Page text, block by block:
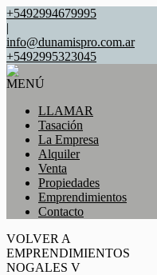
+5492994679995
|
info@dunamispro.com.ar
+5492995323045
MENÚ
LLAMAR
Tasación
La Empresa
Alquiler
Venta
Propiedades
Emprendimientos
Contacto
VOLVER A
EMPRENDIMIENTOS
NOGALES V